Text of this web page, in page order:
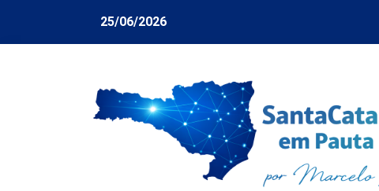
25/06/2026